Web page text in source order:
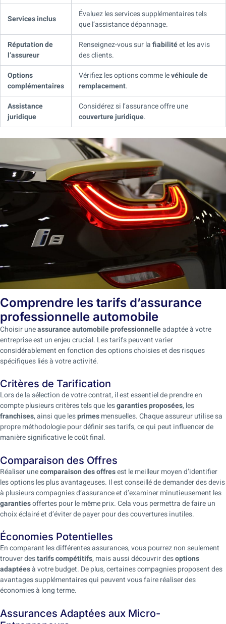
Services inclus
Évaluez les services supplémentaires tels
que l’assistance dépannage.
Réputation de
l’assureur
Renseignez-vous sur lafiabilitéet les avis
des clients.
Options
complémentaires
Vérifiez les options comme levéhicule de
remplacement.
Assistance
juridique
Considérez si l’assurance offre une
couverture juridique.
Comprendre les tarifs d’assurance
professionnelle automobile
Choisir uneassurance automobile professionnelleadaptée à votre
entreprise est un enjeu crucial. Les tarifs peuvent varier
considérablement en fonction des options choisies et des risques
spécifiques liés à votre activité.
Critères de Tarification
Lors de la sélection de votre contrat, il est essentiel de prendre en
compte plusieurs critères tels que lesgaranties proposées, les
franchises, ainsi que lesprimesmensuelles. Chaque assureur utilise sa
propre méthodologie pour définir ses tarifs, ce qui peut influencer de
manière significative le coût final.
Comparaison des Offres
Réaliser unecomparaison des offresest le meilleur moyen d’identifier
les options les plus avantageuses. Il est conseillé de demander des devis
à plusieurs compagnies d’assurance et d’examiner minutieusement les
garantiesoffertes pour le même prix. Cela vous permettra de faire un
choix éclairé et d’éviter de payer pour des couvertures inutiles.
Économies Potentielles
En comparant les différentes assurances, vous pourrez non seulement
trouver destarifs compétitifs, mais aussi découvrir desoptions
adaptéesà votre budget. De plus, certaines compagnies proposent des
avantages supplémentaires qui peuvent vous faire réaliser des
économies à long terme.
Assurances Adaptées aux Micro-